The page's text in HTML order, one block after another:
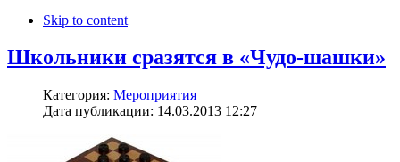
Skip to content
Школьники сразятся в «Чудо-шашки»
Категория: Мероприятия
Дата публикации: 14.03.2013 12:27